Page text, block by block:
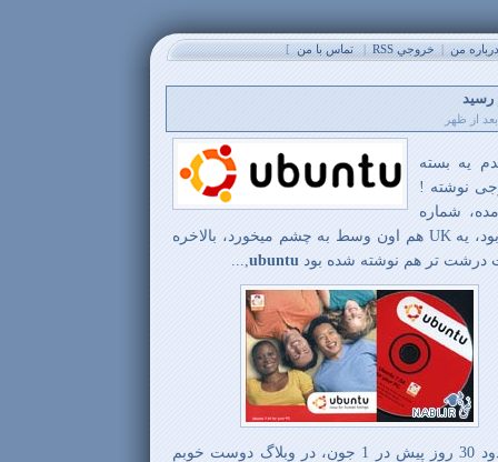
من|خروجي RSS |تماس با من]
رسید
یه بسته
نوشته !
شماره
تلفن هاش مال آفریقای جنوبی بود، یه UK هم اون وسط به چشم میخورد، بالاخره
درشت تر هم نوشته شده بود ubuntu
یادم اومد که چند وقت پیش حدود 30 روز پیش در 1 جون، در وبلاگ دوست خوبم